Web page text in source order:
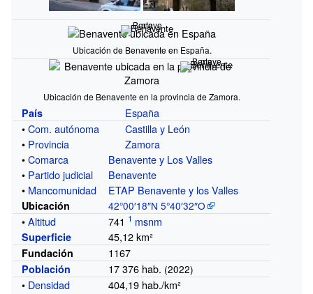
Benavente
Ubicación de Benavente en España.
Benavente
Ubicación de Benavente en la provincia de Zamora.
País
España
• Com. autónoma
Castilla y León
• Provincia
Zamora
• Comarca
Benavente y Los Valles
• Partido judicial
Benavente
• Mancomunidad ETAP Benavente y los Valles
Ubicación 42°00′18″N5°40′32″O
• Altitud 741 msnm
Superficie 45,12 km²
Fundación 1167
Población 17 376 hab. (2022)
• Densidad 404,19 hab./km²